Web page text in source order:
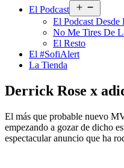
El Podcast
el
menú
El Podcast Desde
No Me Tires De
El Resto
El #SofiAlert
La Tienda
Derrick Rose x
El más que probable nuevo
empezando a gozar de dicho
espectacular anuncio que ha